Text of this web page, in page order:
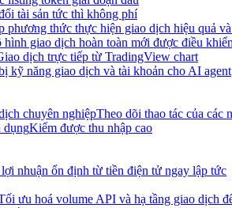
tài sản tức thì không phí
phương thức thực hiện giao dịch hiệu quả
hình giao dịch hoàn toàn mới được điều
dịch trực tiếp từ TradingView chart
kỹ năng giao dịch và tài khoản cho AI agent
chuyên nghiệpTheo dõi thao tác của các
dụngKiếm được thu nhập cao
nhuận ổn định từ tiền điện tử ngay lập tức
ưu hoá volume API và hạ tầng giao dịch